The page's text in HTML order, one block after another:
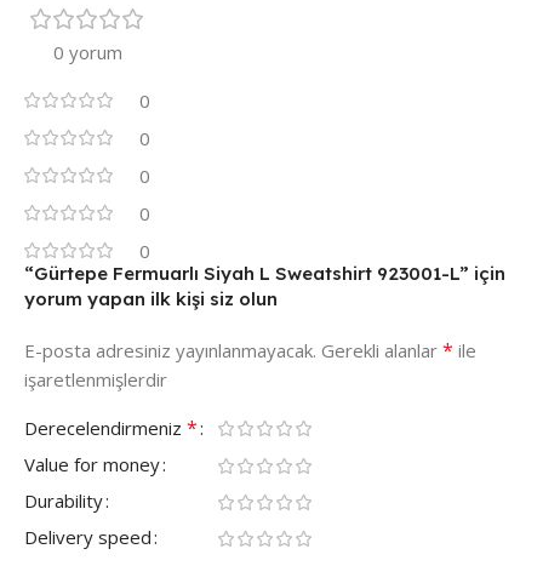
0 yorum
0
0
0
0
0
“Gürtepe Fermuarlı Siyah L Sweatshirt 923001-L” için
yorum yapan ilk kişi siz olun
E-posta adresiniz yayınlanmayacak. Gerekli alanlar * ile
işaretlenmişlerdir
Derecelendirmeniz *
Value for money
Durability
Delivery speed